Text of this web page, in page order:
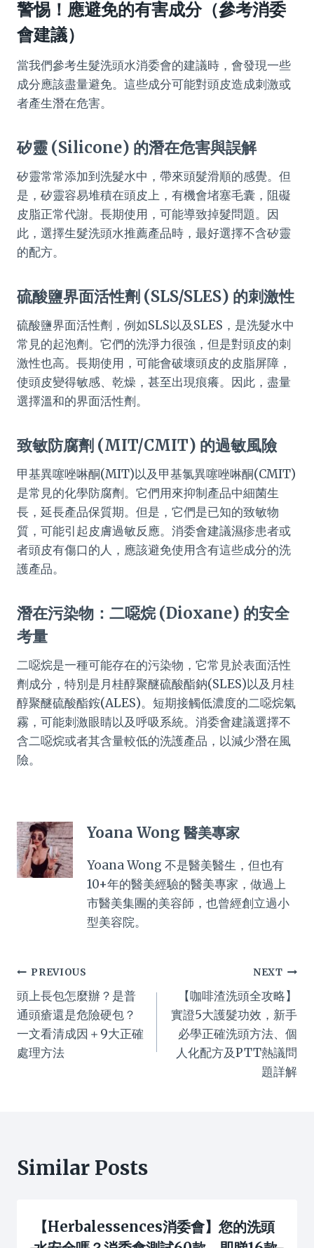
警惕！應避免的有害成分（參考消委
會建議）
當我們參考生髮洗頭水消委會的建議時，會發現一些
成分應該盡量避免。這些成分可能對頭皮造成刺激或
者產生潛在危害。
矽靈 (Silicone) 的潛在危害與誤解
矽靈常常添加到洗髮水中，帶來頭髮滑順的感覺。但
是，矽靈容易堆積在頭皮上，有機會堵塞毛囊，阻礙
皮脂正常代謝。長期使用，可能導致掉髮問題。因
此，選擇生髮洗頭水推薦產品時，最好選擇不含矽靈
的配方。
硫酸鹽界面活性劑 (SLS/SLES) 的刺激性
硫酸鹽界面活性劑，例如SLS以及SLES，是洗髮水中
常見的起泡劑。它們的洗淨力很強，但是對頭皮的刺
激性也高。長期使用，可能會破壞頭皮的皮脂屏障，
使頭皮變得敏感、乾燥，甚至出現痕癢。因此，盡量
選擇溫和的界面活性劑。
致敏防腐劑 (MIT/CMIT) 的過敏風險
甲基異噻唑啉酮(MIT)以及甲基氯異噻唑啉酮(CMIT)
是常見的化學防腐劑。它們用來抑制產品中細菌生
長，延長產品保質期。但是，它們是已知的致敏物
質，可能引起皮膚過敏反應。消委會建議濕疹患者或
者頭皮有傷口的人，應該避免使用含有這些成分的洗
護產品。
潛在污染物：二噁烷 (Dioxane) 的安全
考量
二噁烷是一種可能存在的污染物，它常見於表面活性
劑成分，特別是月桂醇聚醚硫酸酯鈉(SLES)以及月桂
醇聚醚硫酸酯銨(ALES)。短期接觸低濃度的二噁烷氣
霧，可能刺激眼睛以及呼吸系統。消委會建議選擇不
含二噁烷或者其含量較低的洗護產品，以減少潛在風
險。
Yoana Wong 醫美專家
Yoana Wong 不是醫美醫生，但也有
10+年的醫美經驗的醫美專家，做過上
市醫美集團的美容師，也曾經創立過小
型美容院。
Post
navigation
PREVIOUS
頭上長包怎麼辦？是普
通頭瘡還是危險硬包？
一文看清成因＋9大正確
處理方法
NEXT
【咖啡渣洗頭全攻略】
實證5大護髮功效，新手
必學正確洗頭方法、個
人化配方及PTT熱議問
題詳解
Similar Posts
【Herbalessences消委會】您的洗頭